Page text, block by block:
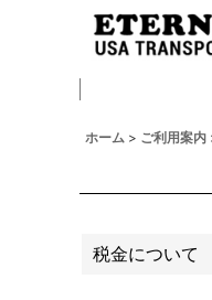
ホーム > ご利用案内
税金について